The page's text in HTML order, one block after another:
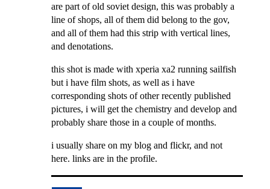
are part of old soviet design, this was probably a
line of shops, all of them did belong to the gov,
and all of them had this strip with vertical lines,
and denotations.
this shot is made with xperia xa2 running sailfish
but i have film shots, as well as i have
corresponding shots of other recently published
pictures, i will get the chemistry and develop and
probably share those in a couple of months.
i usually share on my blog and flickr, and not
here. links are in the profile.